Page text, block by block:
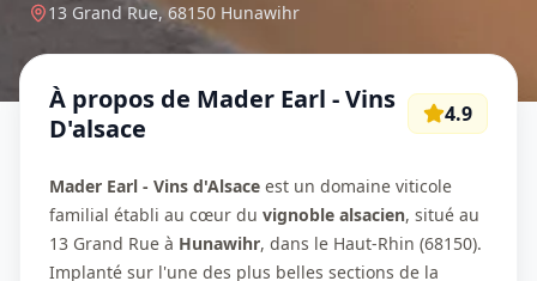
13 Grand Rue, 68150 Hunawihr
À propos de Mader Earl - Vins
D'alsace
4.9
Mader Earl - Vins d'Alsace est un domaine viticole
familial établi au cœur du vignoble alsacien, situé au
13 Grand Rue à Hunawihr, dans le Haut-Rhin (68150).
Implanté sur l'une des plus belles sections de la